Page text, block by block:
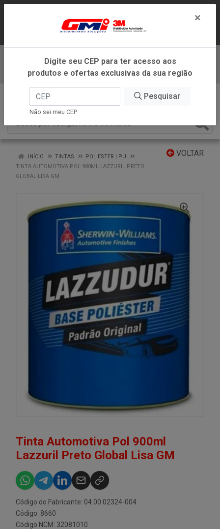
ATENDIMENTO DENTRO DO ESTADO DE
MINAS GERAIS.
Baixe já nosso APP
VOLTAR
INÍCIO TINTAS
POLIESTER | PU
TINTA AUTOMOTIVA POL 900ML LAZZURIL PRETO
GLOBAL LISA GM
Tinta Automotiva Pol 900ml
Lazzuril Preto Global Lisa GM
Código do Fabricante: 04.00.02324-004
Código: 8660
Código NCM: 32081010
×
Digite seu CEP para ter acesso aos
produtos e ofertas exclusivas da sua região
Pesquisar
Não sei meu CEP